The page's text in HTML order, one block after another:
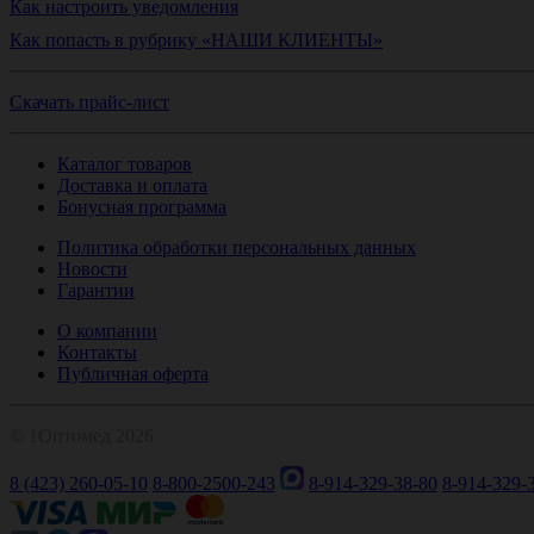
Как настроить уведомления
Как попасть в рубрику «НАШИ КЛИЕНТЫ»
Скачать прайс-лист
Каталог товаров
Доставка и оплата
Бонусная программа
Политика обработки персональных данных
Новости
Гарантии
О компании
Контакты
Публичная оферта
8 (423) 260-05-10 8-800-2500-243 8-914-329-38-80 8-914-329-